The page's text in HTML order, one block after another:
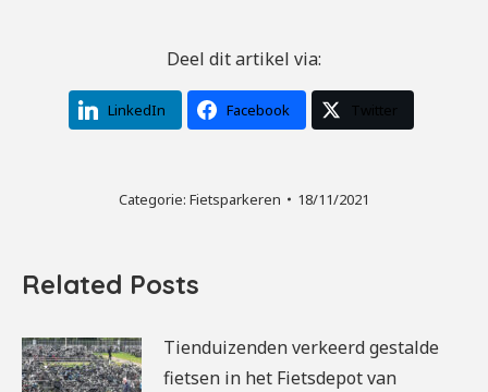
Deel dit artikel via:
LinkedIn Facebook Twitter
Categorie: Fietsparkeren 18/11/2021
Related Posts
Tienduizenden verkeerd gestalde
fietsen in het Fietsdepot van